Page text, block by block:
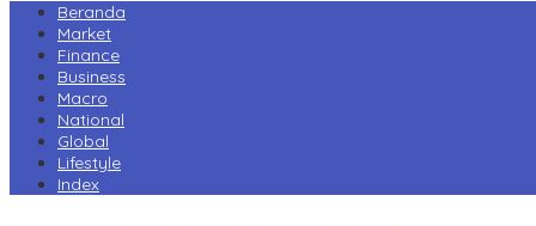
Beranda
Market
Finance
Business
Macro
National
Global
Lifestyle
Index